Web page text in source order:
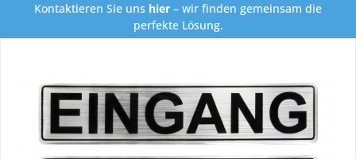
Kontaktieren Sie uns hier – wir finden gemeinsam die
perfekte Lösung.